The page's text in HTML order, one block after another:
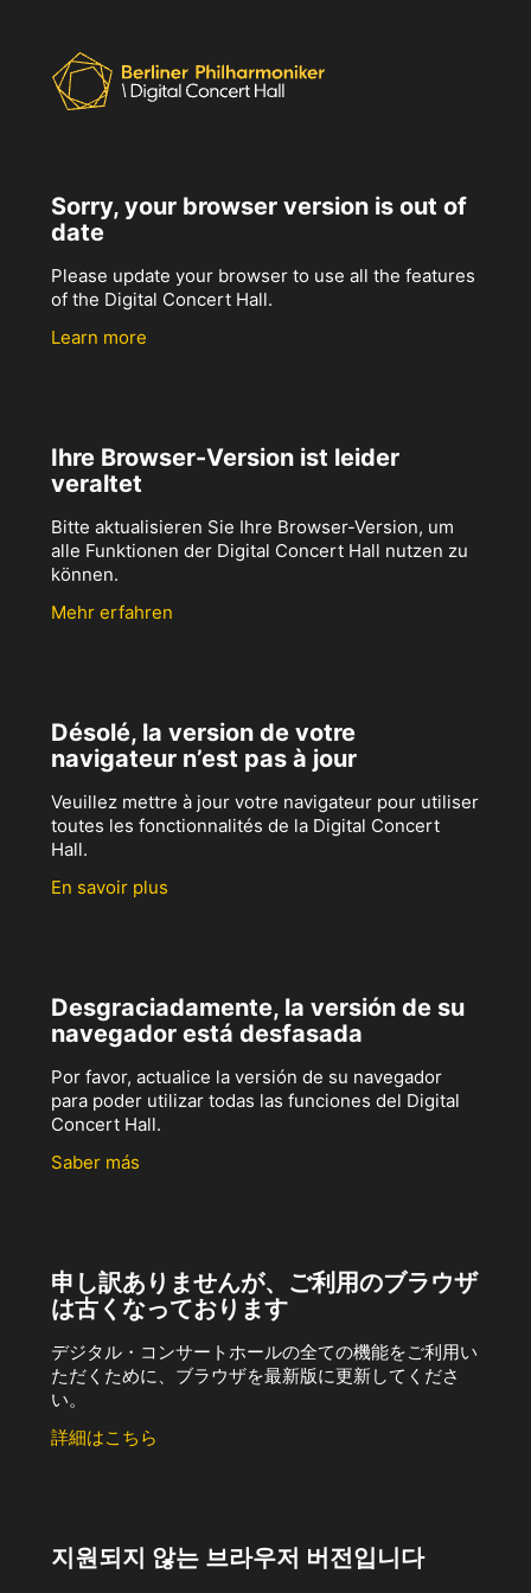
Sorry, your browser version is out of
date
Please update your browser to use all the features
of the Digital Concert Hall.
Learn more
Ihre Browser-Version ist leider
veraltet
Bitte aktualisieren Sie Ihre Browser-Version, um
alle Funktionen der Digital Concert Hall nutzen zu
können.
Mehr erfahren
Désolé, la version de votre
navigateur n’est pas à jour
Veuillez mettre à jour votre navigateur pour utiliser
toutes les fonctionnalités de la Digital Concert
Hall.
En savoir plus
Desgraciadamente, la versión de su
navegador está desfasada
Por favor, actualice la versión de su navegador
para poder utilizar todas las funciones del Digital
Concert Hall.
Saber más
申し訳ありませんが、ご利用のブラウザ
は古くなっております
デジタル・コンサートホールの全ての機能をご利用い
ただくために、ブラウザを最新版に更新してくださ
い。
詳細はこちら
지원되지 않는 브라우저 버전입니다